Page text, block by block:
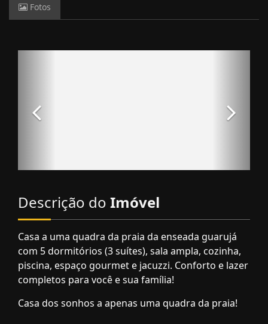
Fotos
Descrição do Imóvel
Casa a uma quadra da praia da enseada guarujá
com 5 dormitórios (3 suítes), sala ampla, cozinha,
piscina, espaço gourmet e jacuzzi. Conforto e lazer
completos para você e sua família!
Casa dos sonhos a apenas uma quadra da praia!